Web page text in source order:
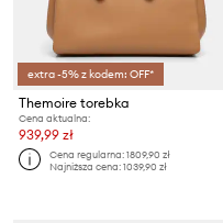
extra -5% z kodem: OFF*
Themoire torebka
Cena aktualna:
939,99 zł
Cena regularna:1809,90 zł
Najniższa cena:1039,90 zł